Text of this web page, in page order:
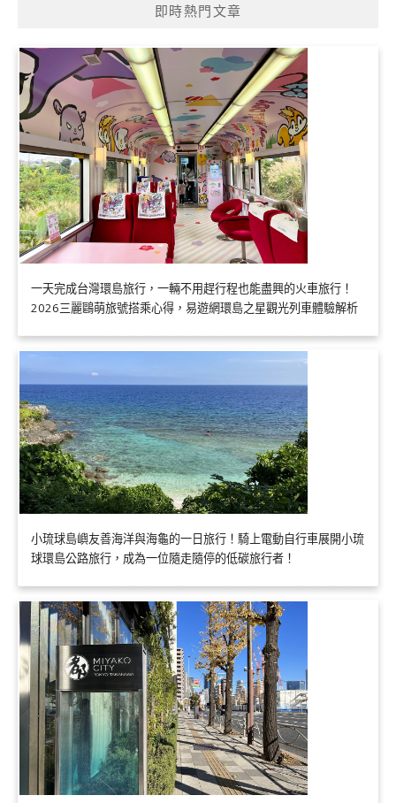
即時熱門文章
一天完成台灣環島旅行，一輛不用趕行程也能盡興的火車旅行！
2026三麗鷗萌旅號搭乘心得，易遊網環島之星觀光列車體驗解析
小琉球島嶼友善海洋與海龜的一日旅行！騎上電動自行車展開小琉
球環島公路旅行，成為一位隨走隨停的低碳旅行者！